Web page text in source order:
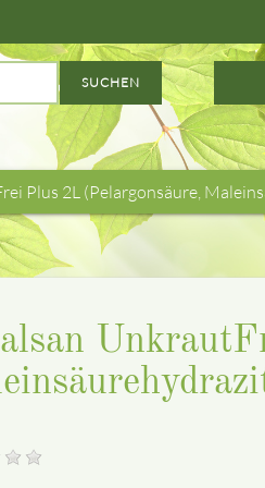
SUCHEN
Plus 2L (Pelargonsäure,